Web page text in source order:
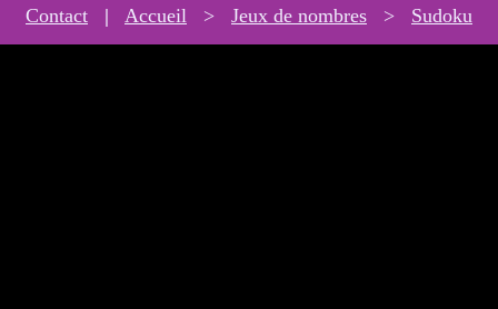
Contact | Accueil > Jeux de nombres > Sudoku